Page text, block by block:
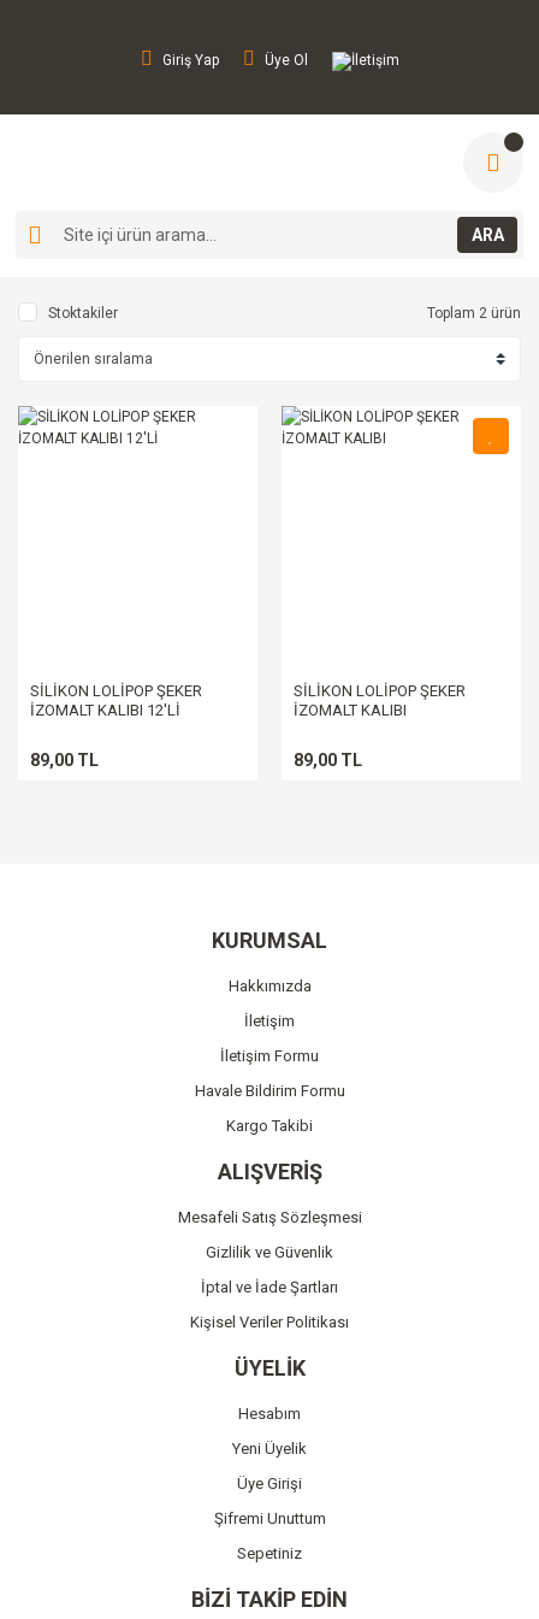
Giriş Yap Üye Ol İletişim
ARA
Stoktakiler Toplam 2 ürün
SİLİKON LOLİPOP ŞEKER
İZOMALT KALIBI 12'Lİ
89,00 TL
SİLİKON LOLİPOP ŞEKER
İZOMALT KALIBI
89,00 TL
KURUMSAL
Hakkımızda
İletişim
İletişim Formu
Havale Bildirim Formu
Kargo Takibi
ALIŞVERİŞ
Mesafeli Satış Sözleşmesi
Gizlilik ve Güvenlik
İptal ve İade Şartları
Kişisel Veriler Politikası
ÜYELİK
Hesabım
Yeni Üyelik
Üye Girişi
Şifremi Unuttum
Sepetiniz
BİZİ TAKİP EDİN